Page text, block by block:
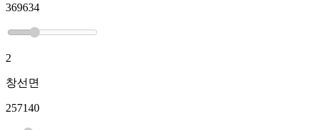
369634
2
창선면
257140